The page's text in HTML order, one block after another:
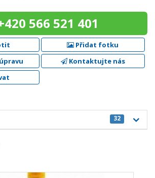
566 521 401
Přidat fotku
Kontaktujte nás
32